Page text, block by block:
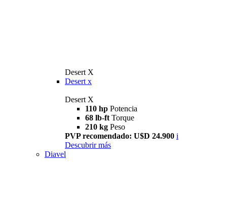
Desert X
Desert x
Desert X
110 hp Potencia
68 lb-ft Torque
210 kg Peso
PVP recomendado: U$D 24.900 i
Descubrir más
Diavel